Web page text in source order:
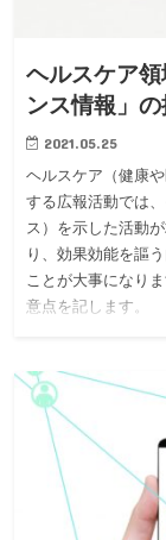
ヘルスケア
ンス情報」
2021.05.25
ヘルスケア（健康
する広報活動では
ス）を示した活動
り、効果効能を謳
ことが大事になり
意点を記します。